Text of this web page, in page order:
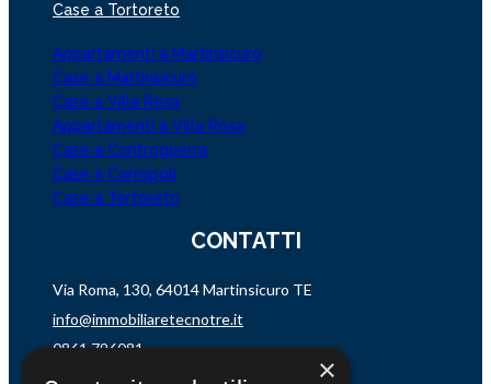
Case a Tortoreto
Appartamenti a Martinsicuro
Case a Martinsicuro
Case a Villa Rosa
Appartamenti a Villa Rosa
Case a Controguerra
Case a Corropoli
Case a Tortoreto
CONTATTI
Via Roma, 130, 64014 Martinsicuro TE
info@immobiliaretecnotre.it
0861 796081
3273186834
×